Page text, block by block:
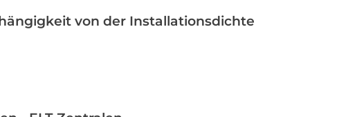
von der Installationsdichte